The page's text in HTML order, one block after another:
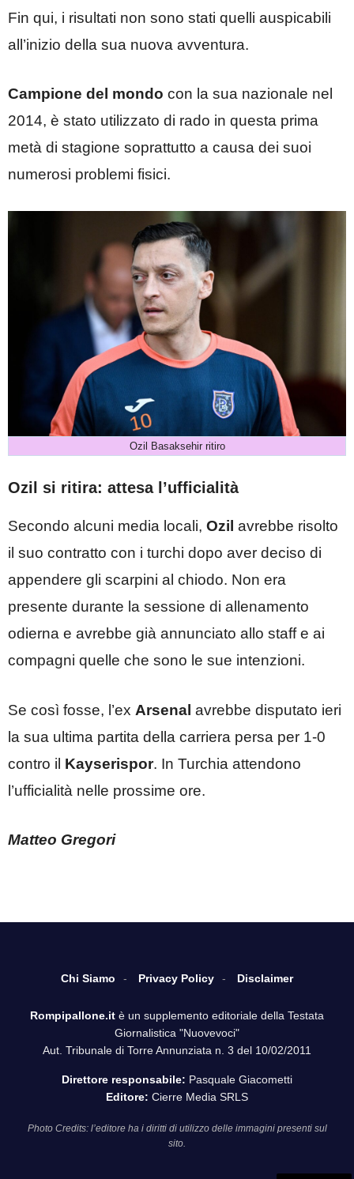
Fin qui, i risultati non sono stati quelli auspicabili
all’inizio della sua nuova avventura.
Campione del mondo con la sua nazionale nel
2014, è stato utilizzato di rado in questa prima
metà di stagione soprattutto a causa dei suoi
numerosi problemi fisici.
Ozil Basaksehir ritiro
Ozil si ritira: attesa l’ufficialità
Secondo alcuni media locali, Ozil avrebbe risolto
il suo contratto con i turchi dopo aver deciso di
appendere gli scarpini al chiodo. Non era
presente durante la sessione di allenamento
odierna e avrebbe già annunciato allo staff e ai
compagni quelle che sono le sue intenzioni.
Se così fosse, l’ex Arsenal avrebbe disputato ieri
la sua ultima partita della carriera persa per 1-0
contro il Kayserispor. In Turchia attendono
l’ufficialità nelle prossime ore.
Matteo Gregori
Chi Siamo Privacy Policy Disclaimer
Rompipallone.it è un supplemento editoriale della Testata
Giornalistica "Nuovevoci"
Aut. Tribunale di Torre Annunziata n. 3 del 10/02/2011
Direttore responsabile: Pasquale Giacometti
Editore: Cierre Media SRLS
Photo Credits: l’editore ha i diritti di utilizzo delle immagini presenti sul
sito.